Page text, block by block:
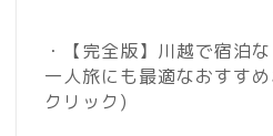
・【完全版】川越で宿泊
一人旅にも最適なおすす
クリック)